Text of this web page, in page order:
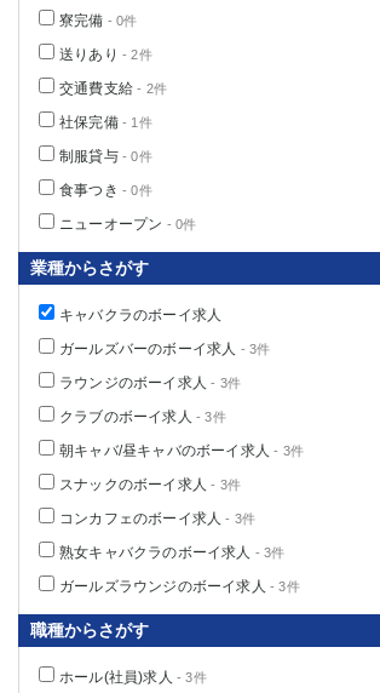
寮完備 - 0件
送りあり - 2件
交通費支給 - 2件
社保完備- 1件
制服貸与- 0件
食事つき - 0件
ニューオープン - 0件
業種からさがす
キャバクラのボーイ求人
ガールズバーのボーイ求人 - 3件
ラウンジのボーイ求人 - 3件
クラブのボーイ求人 - 3件
朝キャバ/昼キャバのボーイ求人 - 3件
スナックのボーイ求人 - 3件
コンカフェのボーイ求人 - 3件
熟女キャバクラのボーイ求人 - 3件
ガールズラウンジのボーイ求人 - 3件
職種からさがす
ホール(社員)求人 - 3件